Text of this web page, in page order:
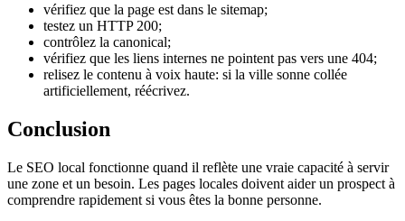
vérifiez que la page est dans le sitemap;
testez un HTTP 200;
contrôlez la canonical;
vérifiez que les liens internes ne pointent pas vers une 404;
relisez le contenu à voix haute: si la ville sonne collée
artificiellement, réécrivez.
Conclusion
Le SEO local fonctionne quand il reflète une vraie capacité à servir
une zone et un besoin. Les pages locales doivent aider un prospect à
comprendre rapidement si vous êtes la bonne personne.